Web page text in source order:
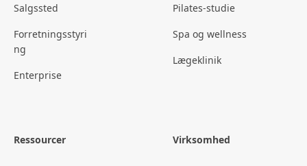
Salgssted
Forretningsstyri
ng
Enterprise
Pilates-studie
Spa og wellness
Lægeklinik
Ressourcer Virksomhed